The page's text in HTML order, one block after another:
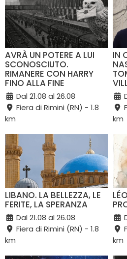
AVRÀ UN POTERE A LUI
SCONOSCIUTO.
RIMANERE CON HARRY
FINO ALLA FINE
Dal 21.08 al 26.08
Fiera di Rimini (RN) - 1.8
km
IN
km
LIBANO. LA BELLEZZA, LE
FERITE, LA SPERANZA
Dal 21.08 al 26.08
Fiera di Rimini (RN) - 1.8
km
km